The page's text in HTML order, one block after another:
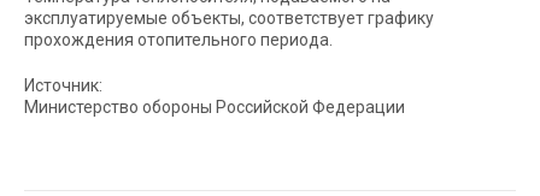
эксплуатируемые объекты, соответствует графику
прохождения отопительного периода.
Источник:
Министерство обороны Российской Федерации